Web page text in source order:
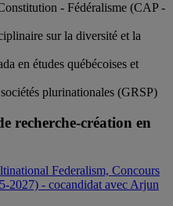
- Fédéralisme (CAP -
sur la diversité et la
en études québécoises et
plurinationales (GRSP)
recherche-création en
Federalism, Concours
2027) - cocandidat avec Arjun